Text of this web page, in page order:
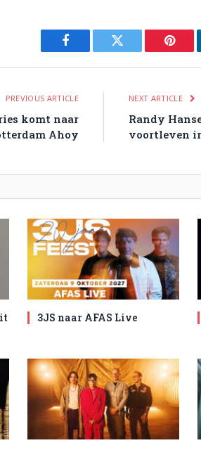
Facebook Twitter
PREVIOUS ARTICLE
komt naar
Ahoy
NEXT ARTICLE
Randy
voortleven
3JS naar AFAS Live